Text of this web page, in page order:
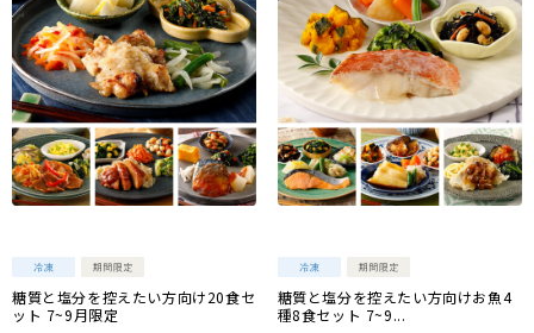
糖質と塩分を控えたい方向け20食セ
ット 7~9月限定
糖質と塩分を控えたい方向けお魚4
種8食セット 7~9...